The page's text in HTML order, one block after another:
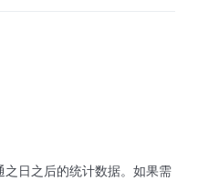
日之后的统计数据。如果需